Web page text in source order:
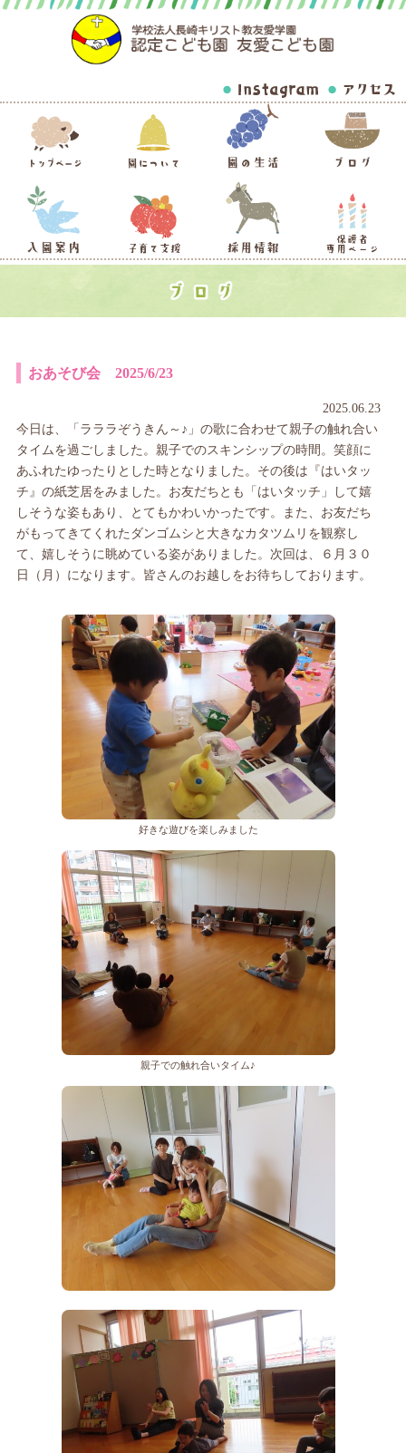
おあそび会 2025/6/23
2025.06.23
今日は、「ラララぞうきん～♪」の歌に合わせて親子の触れ合い
タイムを過ごしました。親子でのスキンシップの時間。笑顔に
あふれたゆったりとした時となりました。その後は『はいタッ
チ』の紙芝居をみました。お友だちとも「はいタッチ」して嬉
しそうな姿もあり、とてもかわいかったです。また、お友だち
がもってきてくれたダンゴムシと大きなカタツムリを観察し
て、嬉しそうに眺めている姿がありました。次回は、６月３０
日（月）になります。皆さんのお越しをお待ちしております。
好きな遊びを楽しみました
親子での触れ合いタイム♪